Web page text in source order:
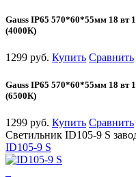
Gauss IP65 570*60*55мм 18 вт
(4000К)
1299 руб. Купить Сравнить
Gauss IP65 570*60*55мм 18 вт
(6500К)
1299 руб. Купить Сравнить
Светильник ID105-9 S
ID105-9 S